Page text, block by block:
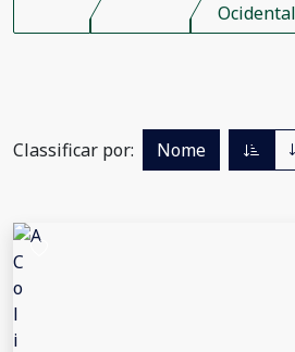
Ocidental
Classificar por: Nome